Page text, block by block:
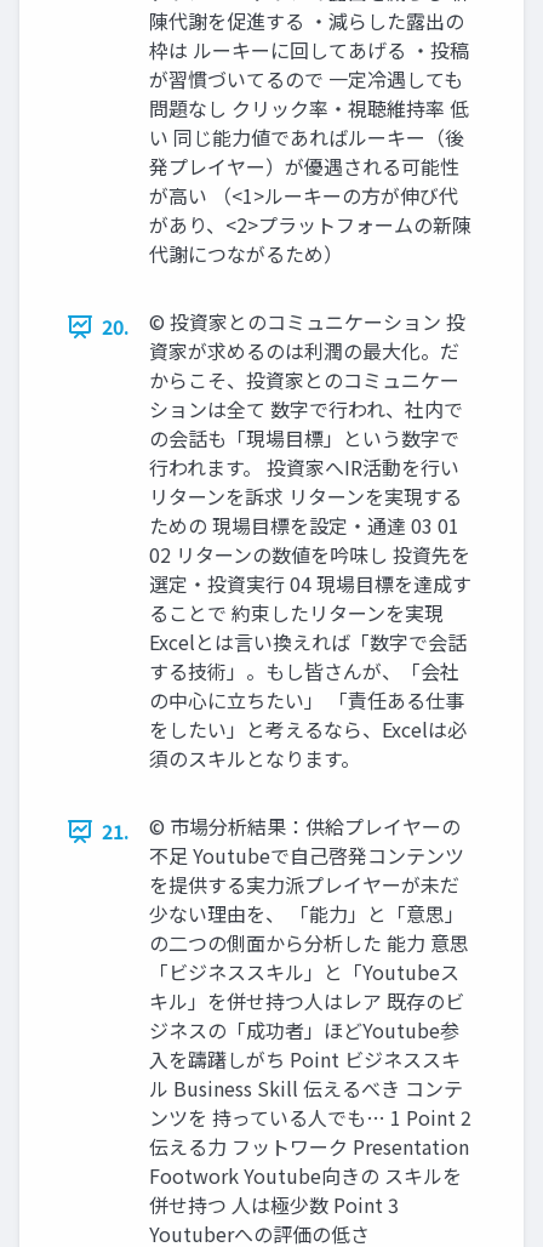
陳代謝を促進する ・減らした露出の
枠は ルーキーに回してあげる ・投稿
が習慣づいてるので 一定冷遇しても
問題なし クリック率・視聴維持率 低
い 同じ能力値であればルーキー（後
発プレイヤー）が優遇される可能性
が高い （<1>ルーキーの方が伸び代
があり、<2>プラットフォームの新陳
代謝につながるため）
20.
©︎ 投資家とのコミュニケーション 投
資家が求めるのは利潤の最大化。だ
からこそ、投資家とのコミュニケー
ションは全て 数字で行われ、社内で
の会話も「現場目標」という数字で
行われます。 投資家へIR活動を行い
リターンを訴求 リターンを実現する
ための 現場目標を設定・通達 03 01
02 リターンの数値を吟味し 投資先を
選定・投資実行 04 現場目標を達成す
ることで 約束したリターンを実現
Excelとは言い換えれば「数字で会話
する技術」。もし皆さんが、「会社
の中心に立ちたい」 「責任ある仕事
をしたい」と考えるなら、Excelは必
須のスキルとなります。
21.
©︎ 市場分析結果：供給プレイヤーの
不足 Youtubeで自己啓発コンテンツ
を提供する実力派プレイヤーが未だ
少ない理由を、 「能力」と「意思」
の二つの側面から分析した 能力 意思
「ビジネススキル」と「Youtubeス
キル」を併せ持つ人はレア 既存のビ
ジネスの「成功者」ほどYoutube参
入を躊躇しがち Point ビジネススキ
ル Business Skill 伝えるべき コンテ
ンツを 持っている人でも… 1 Point 2
伝える力 フットワーク Presentation
Footwork Youtube向きの スキルを
併せ持つ 人は極少数 Point 3
Youtuberへの評価の低さ